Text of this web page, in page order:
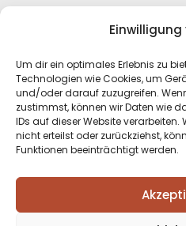
Um dir ein optimales Erlebnis zu
Technologien wie Cookies, um
und/oder darauf zuzugreifen.
zustimmst, können wir Daten wie
IDs auf dieser Website
nicht erteilst oder zurückziehst,
Funktionen beeinträchtigt werden.
Datenschutzerklärung
Kontakt|Cookie